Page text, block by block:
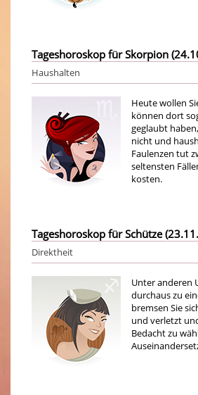
Tageshoroskop für Skorpion
Haushalten
Heute wollen
können dort
geglaubt
nicht und
Faulenzen tut
seltensten
kosten.
Tageshoroskop für Schütze
Direktheit
Unter anderen
durchaus zu
bremsen Sie
und verletzt
Bedacht zu